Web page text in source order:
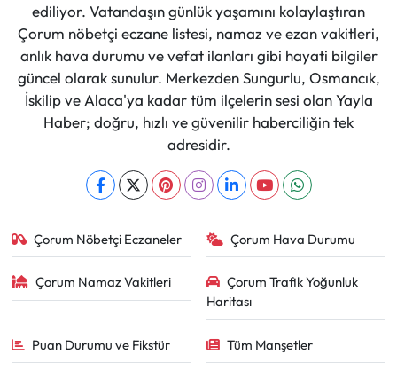
ediliyor. Vatandaşın günlük yaşamını kolaylaştıran
Çorum nöbetçi eczane listesi, namaz ve ezan vakitleri,
anlık hava durumu ve vefat ilanları gibi hayati bilgiler
güncel olarak sunulur. Merkezden Sungurlu, Osmancık,
İskilip ve Alaca'ya kadar tüm ilçelerin sesi olan Yayla
Haber; doğru, hızlı ve güvenilir haberciliğin tek
adresidir.
Çorum Nöbetçi Eczaneler Çorum Hava Durumu
Çorum Namaz Vakitleri
Çorum Trafik Yoğunluk
Haritası
Puan Durumu ve Fikstür Tüm Manşetler